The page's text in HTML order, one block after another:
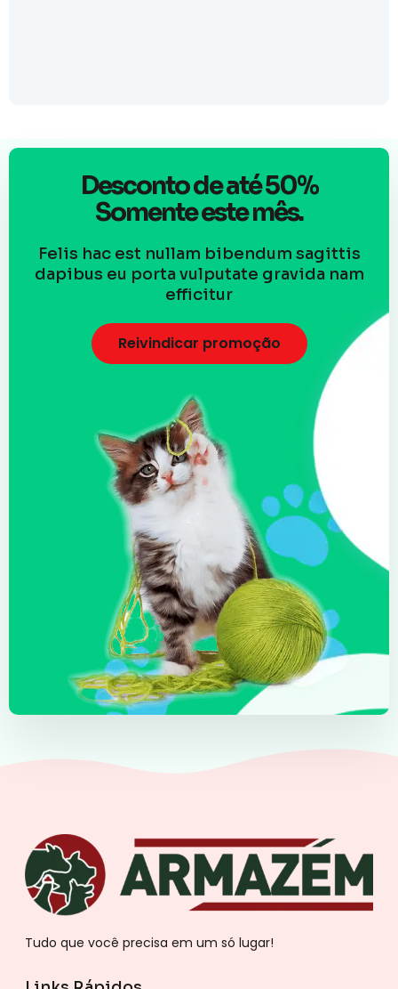
Desconto de até 50%
Somente este mês.
Felis hac est nullam bibendum sagittis
dapibus eu porta vulputate gravida nam
efficitur
Reivindicar promoção
Tudo que você precisa em um só lugar!